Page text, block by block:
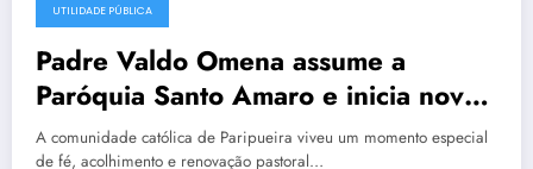
UTILIDADE PÚBLICA
Padre Valdo Omena assume a
Paróquia Santo Amaro e inicia nova
missão pastoral em Paripueira
A comunidade católica de Paripueira viveu um momento especial
de fé, acolhimento e renovação pastoral…